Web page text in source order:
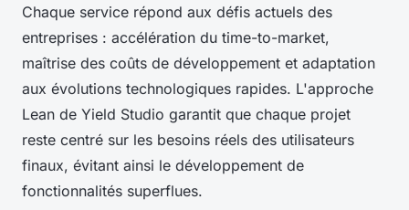
Chaque service répond aux défis actuels des
entreprises : accélération du time-to-market,
maîtrise des coûts de développement et adaptation
aux évolutions technologiques rapides. L'approche
Lean de Yield Studio garantit que chaque projet
reste centré sur les besoins réels des utilisateurs
finaux, évitant ainsi le développement de
fonctionnalités superflues.